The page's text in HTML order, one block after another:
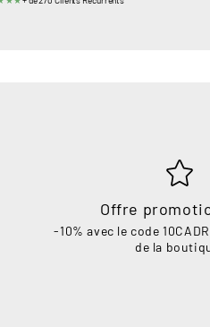
Offre
-10% avec le code
de la